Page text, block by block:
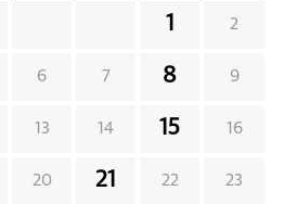
1 2
6 7 8 9
13 14 15 16
20 21 22 23